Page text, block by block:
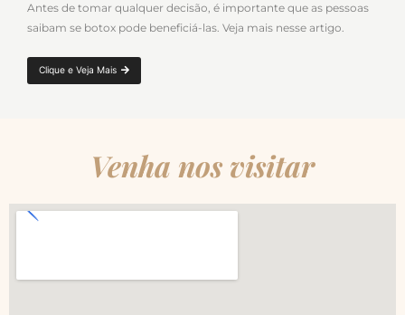
Antes de tomar qualquer decisão, é importante que as pessoas
saibam se botox pode beneficiá-las. Veja mais nesse artigo.
Clique e Veja Mais
Venha nos visitar